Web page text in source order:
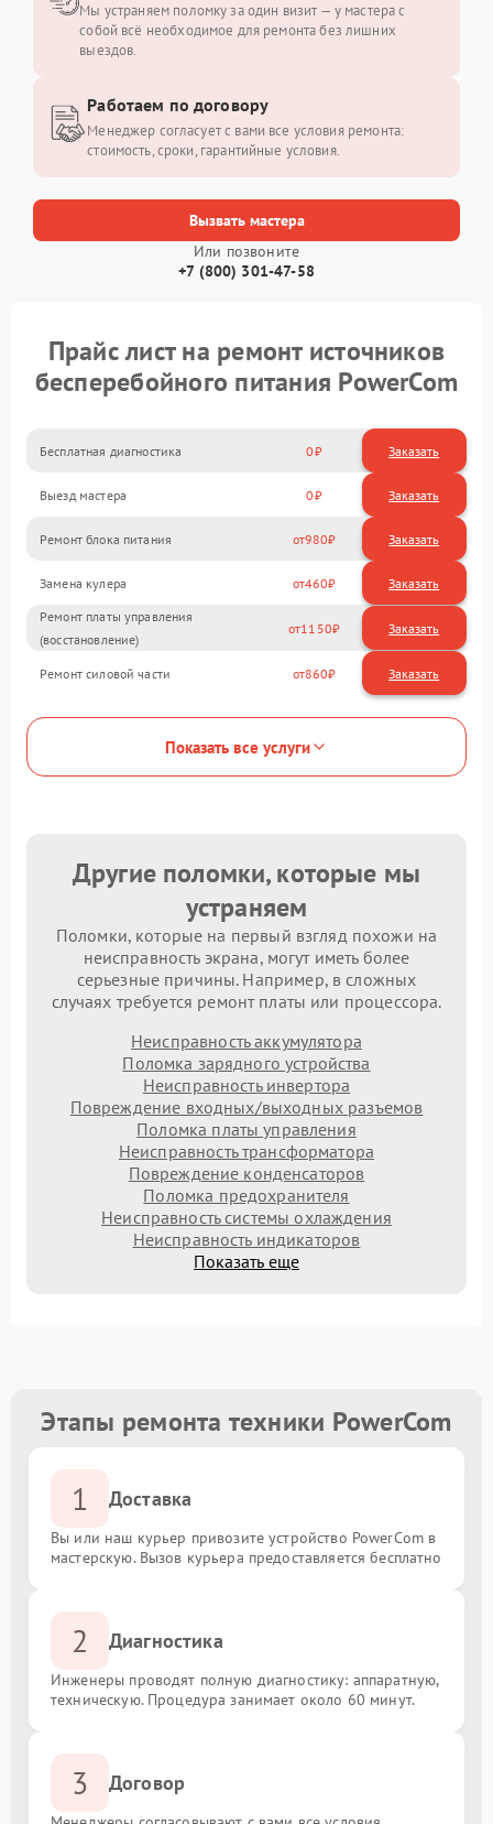
Вызвать мастера
Или позвоните
+7 (800) 301-47-58
Мы устраняем поломку за один визит — у мастера с
собой всё необходимое для ремонта без лишних
выездов.
Работаем по договору
Менеджер согласует с вами все условия ремонта:
стоимость, сроки, гарантийные условия.
Прайс лист на ремонт источников
бесперебойного питания PowerCom
Бесплатная диагностика 0 Заказать
Выезд мастера 0 Заказать
Ремонт блока питания 980
Замена кулера 460
Ремонт платы управления
(восстановление)
1150
Ремонт силовой части 860
Показать все услуги
Другие поломки, которые мы
устраняем
Поломки, которые на первый взгляд похожи на
неисправность экрана, могут иметь более
серьезные причины. Например, в сложных
случаях требуется ремонт платы или процессора.
Неисправность аккумулятора
Поломка зарядного устройства
Неисправность инвертора
Повреждение входных/выходных разъемов
Поломка платы управления
Неисправность трансформатора
Повреждение конденсаторов
Поломка предохранителя
Неисправность системы охлаждения
Неисправность индикаторов
Показать еще
Этапы ремонта техники PowerCom
1 Доставка
Вы или наш курьер привозите устройство PowerCom в
мастерскую. Вызов курьера предоставляется бесплатно
2 Диагностика
Инженеры проводят полную диагностику: аппаратную,
техническую. Процедура занимает около 60 минут.
3 Договор